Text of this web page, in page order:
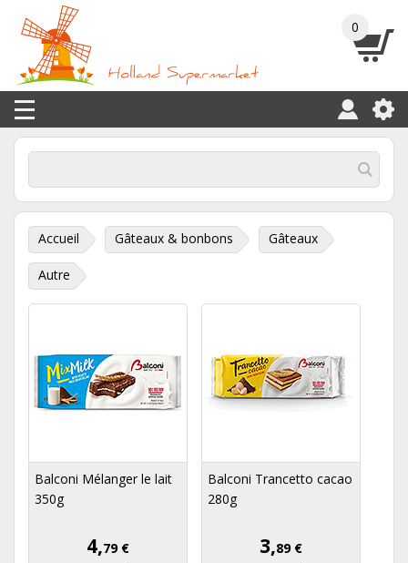
0
Accueil Gâteaux & bonbons Gâteaux
Autre
Balconi Mélanger le lait
350g
4,79 €
Balconi Trancetto cacao
280g
3,89 €